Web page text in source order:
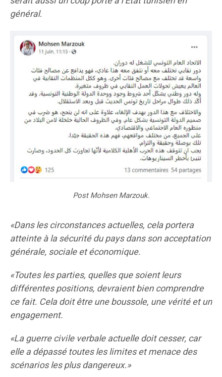
général.
Post Mohsen Marzouk.
«Dans les circonstances actuelles, cela portera
atteinte à la sécurité du pays dans son acceptation
générale, sociale et économique.
«Toutes les parties, quelles que soient leurs
différentes positions, devraient bien comprendre
ce fait. Cela doit être une boussole, une vérité et un
engagement.
«La guerre civile verbale actuelle doit cesser, car
elle a dépassé toutes les limites et menace des
scénarios les plus dangereux.»